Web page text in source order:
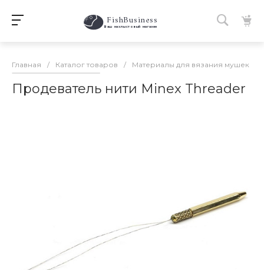
FishBusiness
Ваш нахлыстовый магазин
Главная / Каталог товаров / Материалы для вязания мушек
Продеватель нити Minex Threader